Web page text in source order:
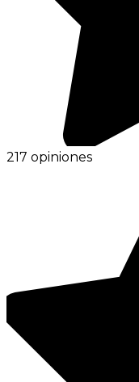
217 opiniones